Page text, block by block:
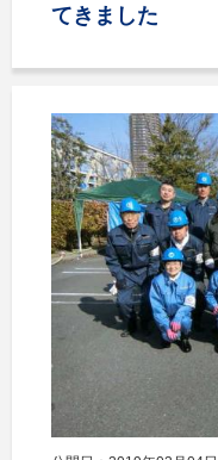
てきました